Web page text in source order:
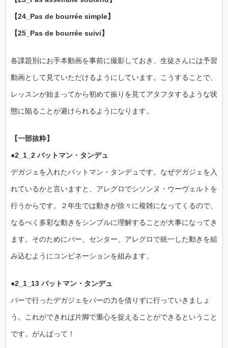
【24_Pas de bourrée simple】
【25_Pas de bourrée suivi】
各課題別にお手本動画を事前に撮影しておき、生徒さんには予習
動画として見ていただけるようにしています。こうすることで、
レッスンが始まってから初めて振りを見てアタフタするような状
態に陥ることが避けられるようになります。
【一部抜粋】
●2_1_2 バットマン・タンデュ
デガジェを入れたバットマン・タンデュです。なぜデガジェを入
れているかと言いますと、アレグロでシソンヌ・ウーヴェルトを
行うからです。２年生では動きが徐々に複雑になってくるので、
なるべく多彩な動きをシンプルに理解することが大事になってき
ます。そのためにバー、センター、アレグロで統一した動きを組
み込むようにコンビネーションを組みます。
●2_1_13 バットマン・タンデュ
バーで行ったデガジェをバーの力を借りずに行っていきましょ
う。これができれば片脚で重心を捉えることができるということ
です。がんばって！